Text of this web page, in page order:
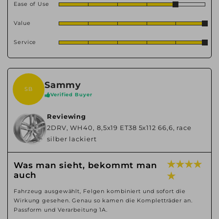
Ease of Use
Value
Service
SB Sammy
Verified Buyer
Reviewing
2DRV, WH40, 8,5x19 ET38 5x112 66,6, race
silber lackiert
Was man sieht, bekommt man
auch
★ ★ ★ ★
★
Fahrzeug ausgewählt, Felgen kombiniert und sofort die
Wirkung gesehen. Genau so kamen die Kompletträder an.
Passform und Verarbeitung 1A.